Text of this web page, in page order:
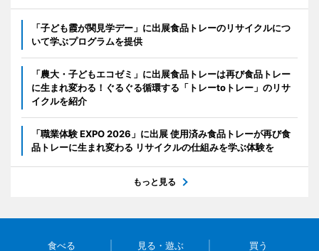
「子ども霞が関見学デー」に出展食品トレーのリサイクルにつ
いて学ぶプログラムを提供
「農大・子どもエコゼミ」に出展食品トレーは再び食品トレー
に生まれ変わる！ぐるぐる循環する「トレーtoトレー」のリサ
イクルを紹介
「職業体験 EXPO 2026」に出展 使用済み食品トレーが再び食
品トレーに生まれ変わる リサイクルの仕組みを学ぶ体験を
もっと見る
食べる 見る・遊ぶ 買う